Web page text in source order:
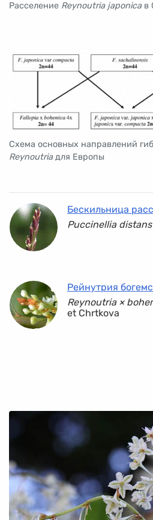
Расселение Reynoutria japonicaв
Схема основных направлений
Reynoutriaдля Европы
Бескильница
Puccinellia distans
Рейнутрия
Reynoutria ×
et Chrtkova